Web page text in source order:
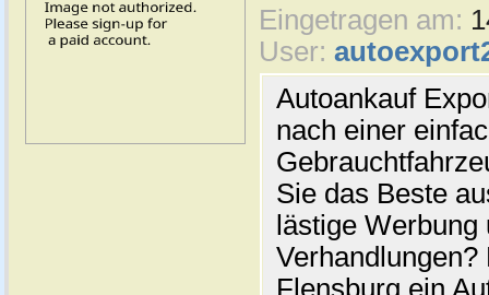
Eingetragen am:
User:
Autoankauf
nach einer
Sie das Beste
lästige